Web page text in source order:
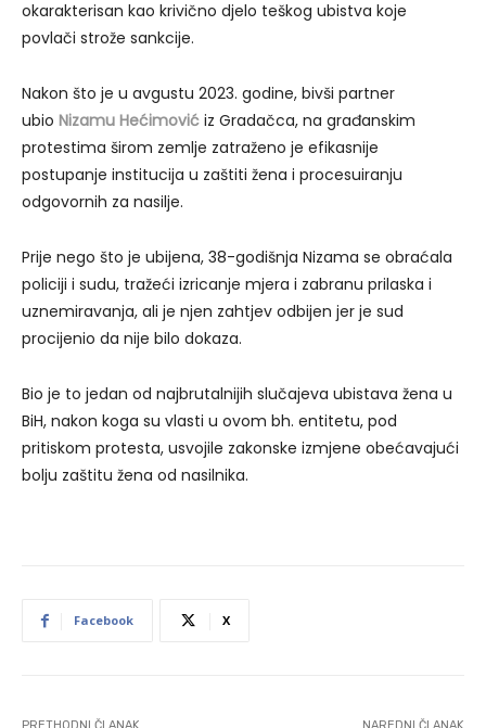
okarakterisan kao krivično djelo teškog ubistva koje
povlači strože sankcije.
Nakon što je u avgustu 2023. godine, bivši partner
ubio Nizamu Hećimović iz Gradačca, na građanskim
protestima širom zemlje zatraženo je efikasnije
postupanje institucija u zaštiti žena i procesuiranju
odgovornih za nasilje.
Prije nego što je ubijena, 38-godišnja Nizama se obraćala
policiji i sudu, tražeći izricanje mjera i zabranu prilaska i
uznemiravanja, ali je njen zahtjev odbijen jer je sud
procijenio da nije bilo dokaza.
Bio je to jedan od najbrutalnijih slučajeva ubistava žena u
BiH, nakon koga su vlasti u ovom bh. entitetu, pod
pritiskom protesta, usvojile zakonske izmjene obećavajući
bolju zaštitu žena od nasilnika.
Facebook X